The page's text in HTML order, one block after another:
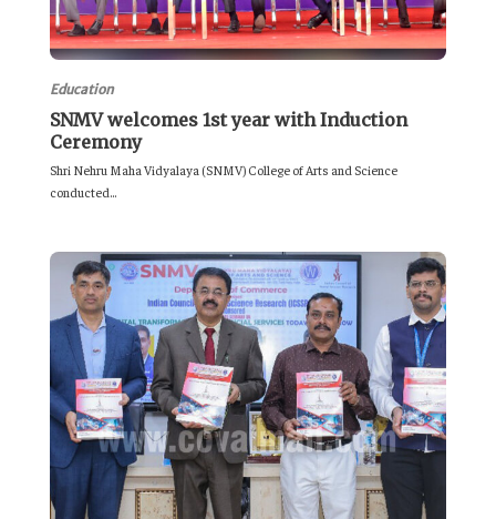
Education
SNMV welcomes 1st year with Induction
Ceremony
Shri Nehru Maha Vidyalaya (SNMV) College of Arts and Science
conducted...